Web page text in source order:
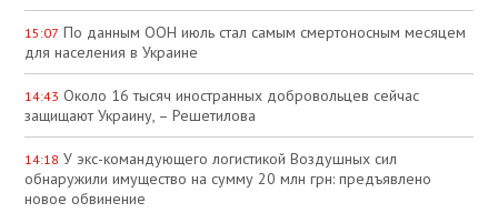
15:07 По данным ООН июль стал самым смертоносным месяцем
для населения в Украине
14:43 Около 16 тысяч иностранных добровольцев сейчас
защищают Украину, – Решетилова
14:18 У экс-командующего логистикой Воздушных сил
обнаружили имущество на сумму 20 млн грн: предъявлено
новое обвинение